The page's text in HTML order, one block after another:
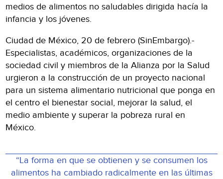
medios de alimentos no saludables dirigida hacía la
infancia y los jóvenes.
Ciudad de México, 20 de febrero (SinEmbargo).-
Especialistas, académicos, organizaciones de la
sociedad civil y miembros de la Alianza por la Salud
urgieron a la construcción de un proyecto nacional
para un sistema alimentario nutricional que ponga en
el centro el bienestar social, mejorar la salud, el
medio ambiente y superar la pobreza rural en
México.
“La forma en que se obtienen y se consumen los
alimentos ha cambiado radicalmente en las últimas